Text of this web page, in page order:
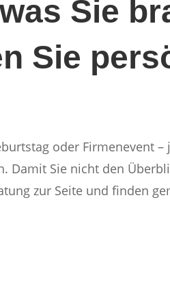
Sie
Sie
oder Firmenevent
Damit Sie nicht den
zur Seite und finden